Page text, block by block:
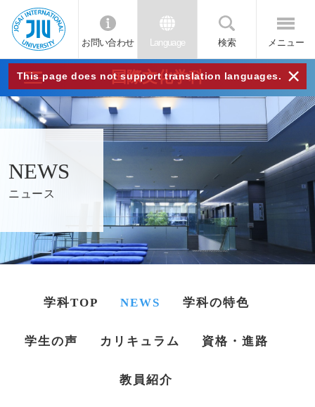
JIU
城西
大学
お問い合わせ Language 検索 メニュー
This page does not support translation languages. ×
国際文化学科
NEWS
ニュース
学科TOP NEWS 学科の特色
学生の声 カリキュラム 資格・進路
教員紹介